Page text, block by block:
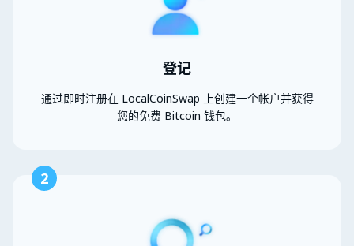
登记
通过即时注册在 LocalCoinSwap 上创建一个帐户并获得
您的免费 Bitcoin 钱包。
2